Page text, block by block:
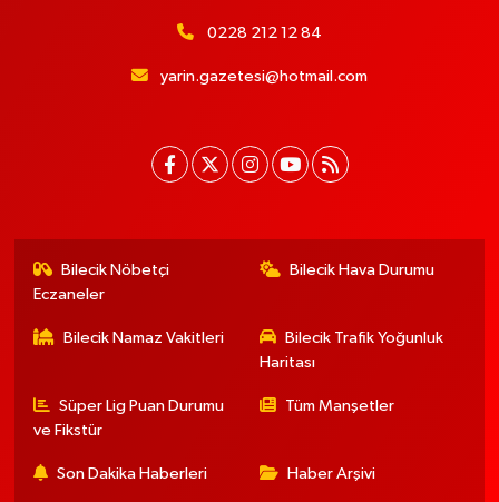
0228 212 12 84
yarin.gazetesi@hotmail.com
Bilecik Nöbetçi
Eczaneler
Bilecik Hava Durumu
Bilecik Namaz Vakitleri
Bilecik Trafik Yoğunluk
Haritası
Süper Lig Puan Durumu
ve Fikstür
Tüm Manşetler
Son Dakika Haberleri Haber Arşivi